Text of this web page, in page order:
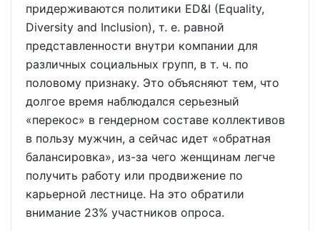
придерживаются политики ED&I (Equality,
Diversity and Inclusion), т. е. равной
представленности внутри компании для
различных социальных групп, в т. ч. по
половому признаку. Это объясняют тем, что
долгое время наблюдался серьезный
«перекос» в гендерном составе коллективов
в пользу мужчин, а сейчас идет «обратная
балансировка», из-за чего женщинам легче
получить работу или продвижение по
карьерной лестнице. На это обратили
внимание 23% участников опроса.